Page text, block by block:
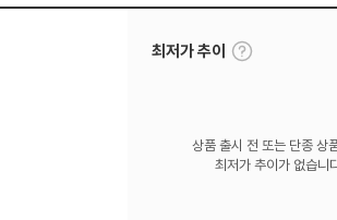
최저가 추이
툴
팁
상품 출시 전 또는 단종 상
최저가 추이가 없습니